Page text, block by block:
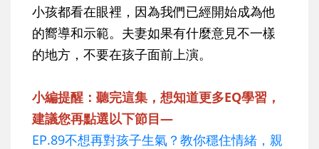
小孩都看在眼裡，因為我們已經開始成為他
的嚮導和示範。夫妻如果有什麼意見不一樣
的地方，不要在孩子面前上演。
小編提醒：聽完這集，想知道更多EQ學習，
建議您再點選以下節目—
EP.89不想再對孩子生氣？教你穩住情緒，親